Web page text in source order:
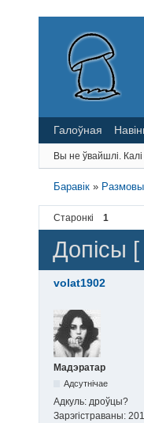
Галоўная
Вы не ўвайшлі.
Баравік »
Старонкі 1
Допісы [
volat1902
Мадэратар
Адсутнічае
Адкуль: дроўцы?
Зарэгістраваны: